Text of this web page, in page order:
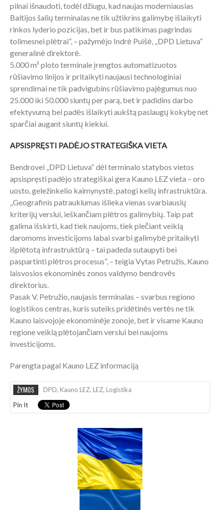
pilnai išnaudoti, todėl džiugu, kad naujas moderniausias
Baltijos šalių terminalas ne tik užtikrins galimybę išlaikyti
rinkos lyderio pozicijas, bet ir bus patikimas pagrindas
tolimesnei plėtrai“, – pažymėjo Indrė Puišė, „DPD Lietuva“
generalinė direktorė.
5.000 m² ploto terminale įrengtos automatizuotos
rūšiavimo linijos ir pritaikyti naujausi technologiniai
sprendimai ne tik padvigubins rūšiavimo pajėgumus nuo
25.000 iki 50.000 siuntų per parą, bet ir padidins darbo
efektyvumą bei padės išlaikyti aukštą paslaugų kokybę net
sparčiai augant siuntų kiekiui.
APSISPRĘSTI PADĖJO STRATEGIŠKA VIETA
Bendrovei „DPD Lietuva“ dėl terminalo statybos vietos
apsispręsti padėjo strategiškai gera Kauno LEZ vieta – oro
uosto, geležinkelio kaimynystė, patogi kelių infrastruktūra.
„Geografinis patrauklumas išlieka vienas svarbiausių
kriterijų verslui, ieškančiam plėtros galimybių. Taip pat
galima išskirti, kad tiek naujoms, tiek plečiant veiklą
daromoms investicijoms labai svarbi galimybė pritaikyti
išplėtotą infrastruktūrą – tai padeda sutaupyti bei
paspartinti plėtros procesus“, – teigia Vytas Petružis, Kauno
laisvosios ekonominės zonos valdymo bendrovės
direktorius.
Pasak V. Petružio, naujasis terminalas – svarbus regiono
logistikos centras, kuris suteiks pridėtinės vertės ne tik
Kauno laisvojoje ekonominėje zonoje, bet ir visame Kauno
regione veiklą plėtojančiam verslui bei naujoms
investicijoms.
Parengta pagal Kauno LEZ informaciją
ŽYMOS DPD, Kauno LEZ, LEZ, Logistika
Pin It